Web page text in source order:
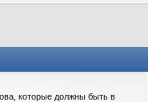
которые должны быть в